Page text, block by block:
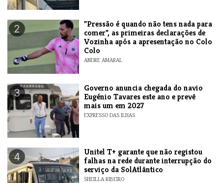
2
"Pressão é quando não tens nada para
comer", as primeiras declarações de
Vozinha após a apresentação no Colo
Colo
ANDRE AMARAL
3
Governo anuncia chegada do navio
Eugénio Tavares este ano e prevê
mais um em 2027
EXPRESSO DAS ILHAS
4
Unitel T+ garante que não registou
falhas na rede durante interrupção do
serviço da SolAtlântico
SHEILLA RIBEIRO